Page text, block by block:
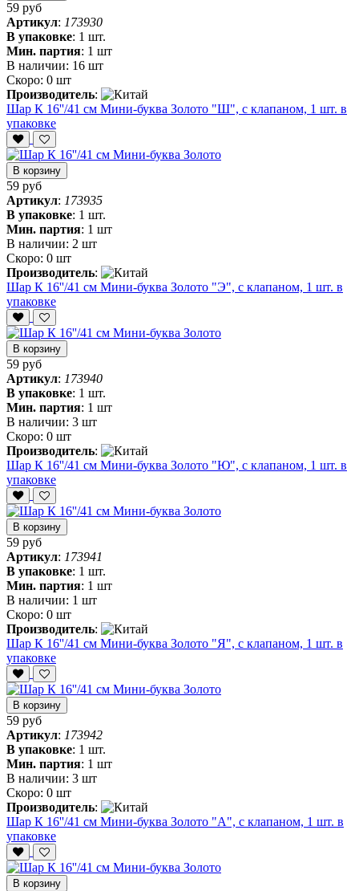
59 руб
Артикул: 173930
В упаковке: 1 шт.
Мин. партия: 1 шт
В наличии: 16 шт
Скоро: 0 шт
Производитель:
Шар К 16''/41 см Мини-буква Золото "Ш", с клапаном, 1 шт. в
упаковке
В корзину
59 руб
Артикул: 173935
В упаковке: 1 шт.
Мин. партия: 1 шт
В наличии: 2 шт
Скоро: 0 шт
Производитель:
Шар К 16''/41 см Мини-буква Золото "Э", с клапаном, 1 шт. в
упаковке
В корзину
59 руб
Артикул: 173940
В упаковке: 1 шт.
Мин. партия: 1 шт
В наличии: 3 шт
Скоро: 0 шт
Производитель:
Шар К 16''/41 см Мини-буква Золото "Ю", с клапаном, 1 шт. в
упаковке
В корзину
59 руб
Артикул: 173941
В упаковке: 1 шт.
Мин. партия: 1 шт
В наличии: 1 шт
Скоро: 0 шт
Производитель:
Шар К 16''/41 см Мини-буква Золото "Я", с клапаном, 1 шт. в
упаковке
В корзину
59 руб
Артикул: 173942
В упаковке: 1 шт.
Мин. партия: 1 шт
В наличии: 3 шт
Скоро: 0 шт
Производитель:
Шар К 16''/41 см Мини-буква Золото "А", с клапаном, 1 шт. в
упаковке
В корзину